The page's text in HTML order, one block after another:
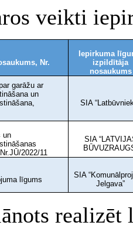
veikti
Nr.
Iepirkuma
izpildītāja
nosaukums
garāžu ar
un
SIA
un
2022/11
SIA
līgums
SIA
Jelgava”
realizēt